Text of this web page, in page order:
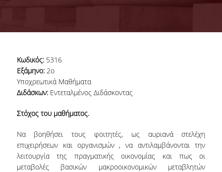
ΜΕ ΜΙΑ ΜΑΤΙΑ
ΑΝΘΡΩΠΙΝΟ ΔΥΝΑΜΙΚΟ
ΕΠΙΣΤΗΜΟΝΙΚΟΙ ΣΥΝΕΡΓΑΤΕΣ
ΥΠΟΨΗΦΙΟΙ ΔΙΔΑΚΤΟΡΕΣ
Κωδικός: 5316
Εξάμηνο: 2ο
Υποχρεωτικά Μαθήματα
Διδάσκων: Εντεταλμένος Διδάσκοντας
Στόχος του μαθήματος.
Να βοηθήσει τους φοιτητές, ως αυριανά στελέχη
επιχειρήσεων και οργανισμών , να αντιλαμβάνονται την
λειτουργία της πραγματικής οικονομίας και πως οι
μεταβολές βασικών μακροοικονομικών μεταβλητών